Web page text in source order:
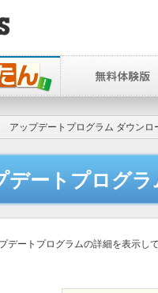
アップデートプログラム ダウンロ
デートプログ
デートプログラムの詳細を表示し